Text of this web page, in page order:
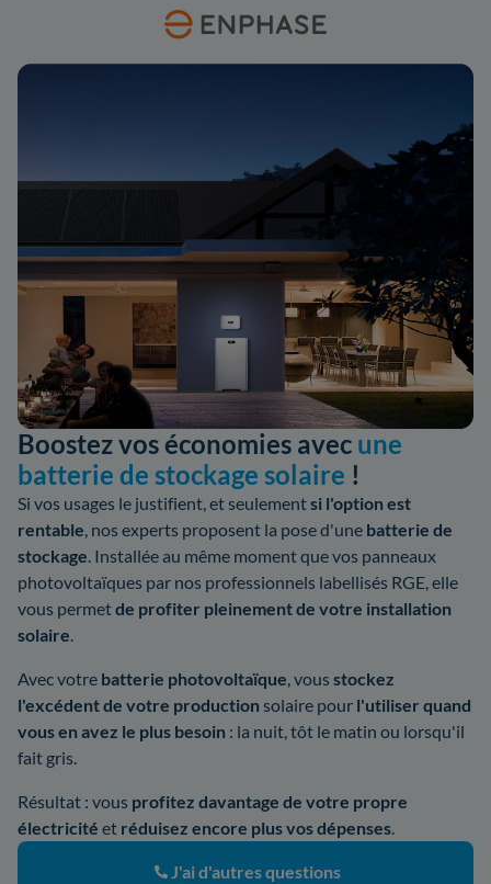
Boostez vos économies avec une
batterie de stockage solaire !
Si vos usages le justifient, et seulementsi l'option est
rentable, nos experts proposent la pose d'une batterie de
stockage. Installée au même moment que vos panneaux
photovoltaïques par nos professionnels labellisés RGE, elle
vous permetde profiter pleinement de votre installation
solaire.
Avec votre batterie photovoltaïque, vous stockez
l'excédent de votre production solaire pour l'utiliser quand
vous en avez le plus besoin : la nuit, tôt le matin ou lorsqu'il
fait gris.
Résultat : vous profitez davantage de votre propre
électricité et réduisez encore plus vos dépenses.
J'ai d'autres questions